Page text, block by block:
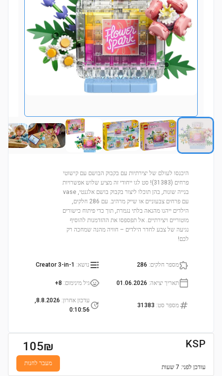
היכנסו לעולם של יצירתיות עם בקבוק הבושם עם קישוטי
פרחים (31383)! סט לגו ייחודי זה מציע שלוש אפשרויות
בנייה שונות, בהן תוכלו ליצור בקבוק בושם אלגנטי, vase
עם פרחים צבעוניים או שייק מרהיב. עם 286 חלקים,
הילדים ייהנו מהנאה בלתי נגמרת, תוך כדי פיתוח כישורים
מוטוריים ויצירתיים. אל תפספסו את ההזדמנות להוסיף
נגיעה של צבע לחדר הילדים – חוויה מהנה שמחכה רק
לכם!
מספר חלקים:
286 נושא:
Creator 3-in-1
תאריך יציאה:
01.06.2026 גיל מינימום:
8+
מספר סט:
31383
עדכון אחרון:
8.8.2026,
0:10:56
KSP
עודכן לפני: 7 שעות
105₪
מעבר לחנות